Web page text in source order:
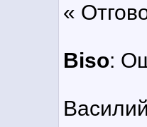
«
Biso: